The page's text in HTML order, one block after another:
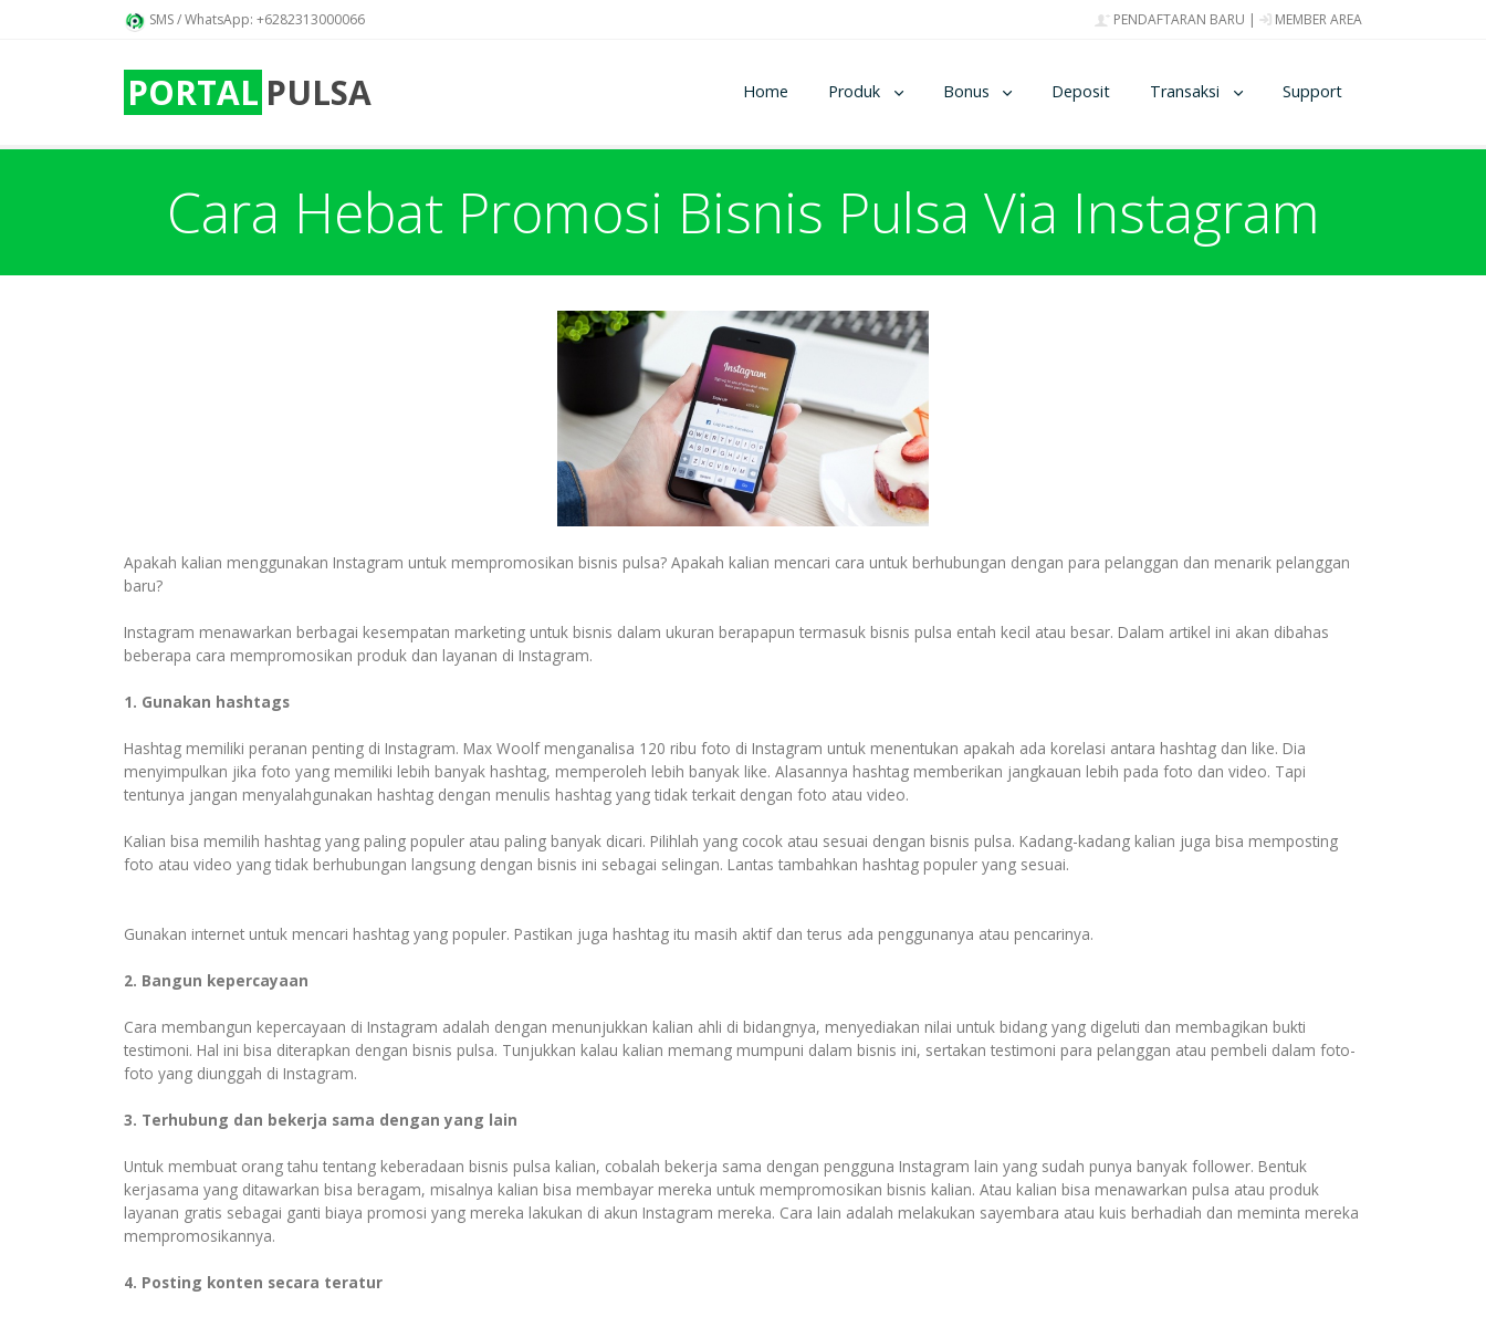
SMS / WhatsApp: +6282313000066 PENDAFTARAN BARU | MEMBER AREA
PORTAL PULSA Home Produk Bonus Deposit Transaksi Support
Cara Hebat Promosi Bisnis Pulsa Via Instagram
Apakah kalian menggunakan Instagram untuk mempromosikan bisnis pulsa? Apakah kalian mencari cara untuk berhubungan dengan para pelanggan dan menarik pelanggan
baru?
Instagram menawarkan berbagai kesempatan marketing untuk bisnis dalam ukuran berapapun termasuk bisnis pulsa entah kecil atau besar. Dalam artikel ini akan dibahas
beberapa cara mempromosikan produk dan layanan di Instagram.
1. Gunakan hashtags
Hashtag memiliki peranan penting di Instagram. Max Woolf menganalisa 120 ribu foto di Instagram untuk menentukan apakah ada korelasi antara hashtag dan like. Dia
menyimpulkan jika foto yang memiliki lebih banyak hashtag, memperoleh lebih banyak like. Alasannya hashtag memberikan jangkauan lebih pada foto dan video. Tapi
tentunya jangan menyalahgunakan hashtag dengan menulis hashtag yang tidak terkait dengan foto atau video.
Kalian bisa memilih hashtag yang paling populer atau paling banyak dicari. Pilihlah yang cocok atau sesuai dengan bisnis pulsa. Kadang-kadang kalian juga bisa memposting
foto atau video yang tidak berhubungan langsung dengan bisnis ini sebagai selingan. Lantas tambahkan hashtag populer yang sesuai.
Gunakan internet untuk mencari hashtag yang populer. Pastikan juga hashtag itu masih aktif dan terus ada penggunanya atau pencarinya.
2. Bangun kepercayaan
Cara membangun kepercayaan di Instagram adalah dengan menunjukkan kalian ahli di bidangnya, menyediakan nilai untuk bidang yang digeluti dan membagikan bukti
testimoni. Hal ini bisa diterapkan dengan bisnis pulsa. Tunjukkan kalau kalian memang mumpuni dalam bisnis ini, sertakan testimoni para pelanggan atau pembeli dalam foto-
foto yang diunggah di Instagram.
3. Terhubung dan bekerja sama dengan yang lain
Untuk membuat orang tahu tentang keberadaan bisnis pulsa kalian, cobalah bekerja sama dengan pengguna Instagram lain yang sudah punya banyak follower. Bentuk
kerjasama yang ditawarkan bisa beragam, misalnya kalian bisa membayar mereka untuk mempromosikan bisnis kalian. Atau kalian bisa menawarkan pulsa atau produk
layanan gratis sebagai ganti biaya promosi yang mereka lakukan di akun Instagram mereka. Cara lain adalah melakukan sayembara atau kuis berhadiah dan meminta mereka
mempromosikannya.
4. Posting konten secara teratur